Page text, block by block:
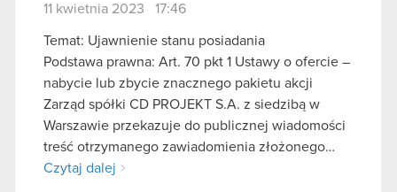
11 kwietnia 2023 17:46
Temat: Ujawnienie stanu posiadania
Podstawa prawna: Art. 70 pkt 1 Ustawy o ofercie –
nabycie lub zbycie znacznego pakietu akcji
Zarząd spółki CD PROJEKT S.A. z siedzibą w
Warszawie przekazuje do publicznej wiadomości
treść otrzymanego zawiadomienia złożonego…
Czytaj dalej